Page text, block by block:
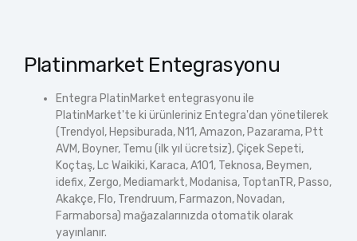
Platinmarket Entegrasyonu
Entegra PlatinMarket entegrasyonu ile
PlatinMarket'te ki ürünleriniz Entegra'dan yönetilerek
(Trendyol, Hepsiburada, N11, Amazon, Pazarama, Ptt
AVM, Boyner, Temu (ilk yıl ücretsiz), Çiçek Sepeti,
Koçtaş, Lc Waikiki, Karaca, A101, Teknosa, Beymen,
idefix, Zergo, Mediamarkt, Modanisa, ToptanTR, Passo,
Akakçe, Flo, Trendruum, Farmazon, Novadan,
Farmaborsa) mağazalarınızda otomatik olarak
yayınlanır.